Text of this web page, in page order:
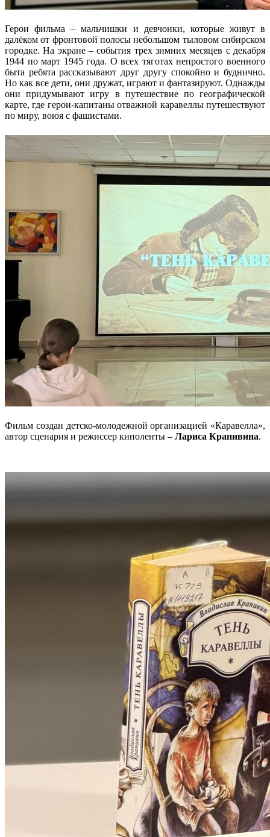
Герои фильма – мальчишки и девчонки, которые живут в
далёком от фронтовой полосы небольшом тыловом сибирском
городке. На экране – события трех зимних месяцев с декабря
1944 по март 1945 года. О всех тяготах непростого военного
быта ребята рассказывают друг другу спокойно и буднично.
Но как все дети, они дружат, играют и фантазируют. Однажды
они придумывают игру в путешествие по географической
карте, где герои-капитаны отважной каравеллы путешествуют
по миру, воюя с фашистами.
Фильм создан детско-молодежной организацией «Каравелла»,
автор сценария и режиссер киноленты – Лариса Крапивина.